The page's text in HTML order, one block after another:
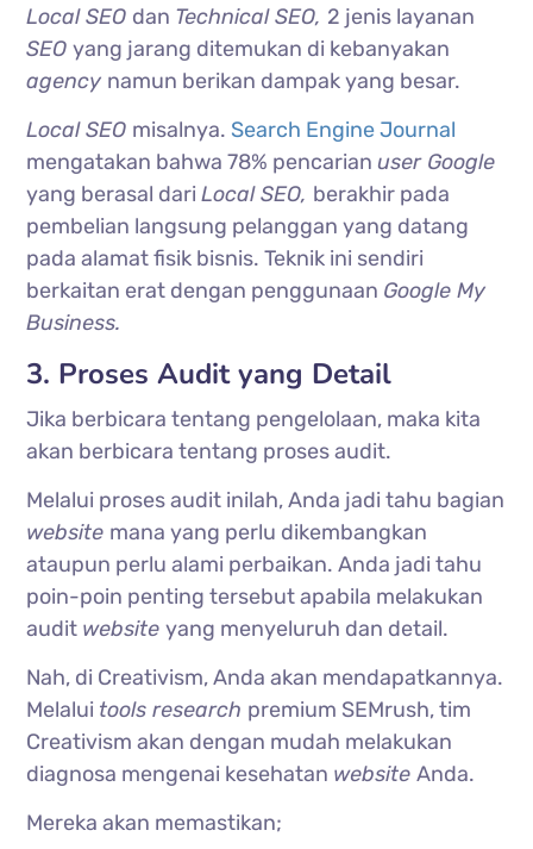
Local SEO dan Technical SEO, 2 jenis layanan
SEOyang jarang ditemukan di kebanyakan
agency namun berikan dampak yang besar.
Local SEO misalnya. Search Engine Journal
mengatakan bahwa 78% pencarianuser Google
yang berasal dariLocal SEO, berakhir pada
pembelian langsung pelanggan yang datang
pada alamat fisik bisnis. Teknik ini sendiri
berkaitan erat dengan penggunaan Google My
Business.
3. Proses Audit yang Detail
Jika berbicara tentang pengelolaan, maka kita
akan berbicara tentang proses audit.
Melalui proses audit inilah, Anda jadi tahu bagian
website mana yang perlu dikembangkan
ataupun perlu alami perbaikan. Anda jadi tahu
poin-poin penting tersebut apabila melakukan
audit websiteyang menyeluruh dan detail.
Nah, di Creativism, Anda akan mendapatkannya.
Melalui tools research premium SEMrush, tim
Creativism akan dengan mudah melakukan
diagnosa mengenai kesehatan websiteAnda.
Mereka akan memastikan;